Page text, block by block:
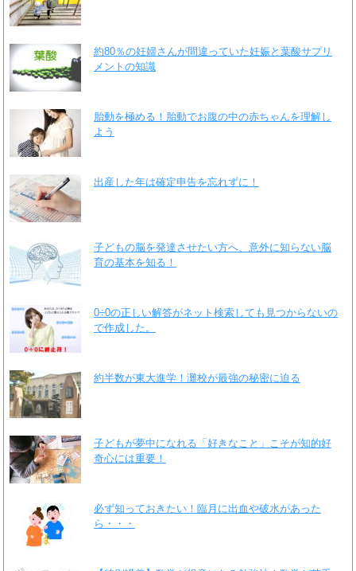
約80％の妊婦さんが間違っていた妊娠と葉酸サプリ
メントの知識
胎動を極める！胎動でお腹の中の赤ちゃんを理解し
よう
出産した年は確定申告を忘れずに！
子どもの脳を発達させたい方へ、意外に知らない脳
育の基本を知る！
0÷0の正しい解答がネット検索しても見つからないの
で作成した。
約半数が東大進学！灘校が最強の秘密に迫る
子どもが夢中になれる「好きなこと」こそが知的好
奇心には重要！
必ず知っておきたい！臨月に出血や破水があった
ら・・・